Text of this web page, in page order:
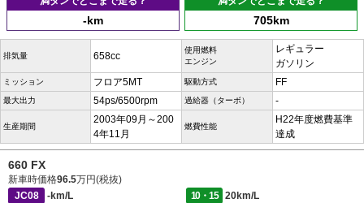
-km 705km
排気量 658cc
使用燃料
エンジン
レギュラー
ガソリン
ミッション フロア5MT 駆動方式 FF
最大出力 54ps/6500rpm 過給器（ターボ） -
生産期間
2003年09月～200
4年11月
燃費性能
H22年度燃費基準
達成
660 FX
新車時価格96.5万円(税抜)
JC08
-km/L 10・15
20km/L